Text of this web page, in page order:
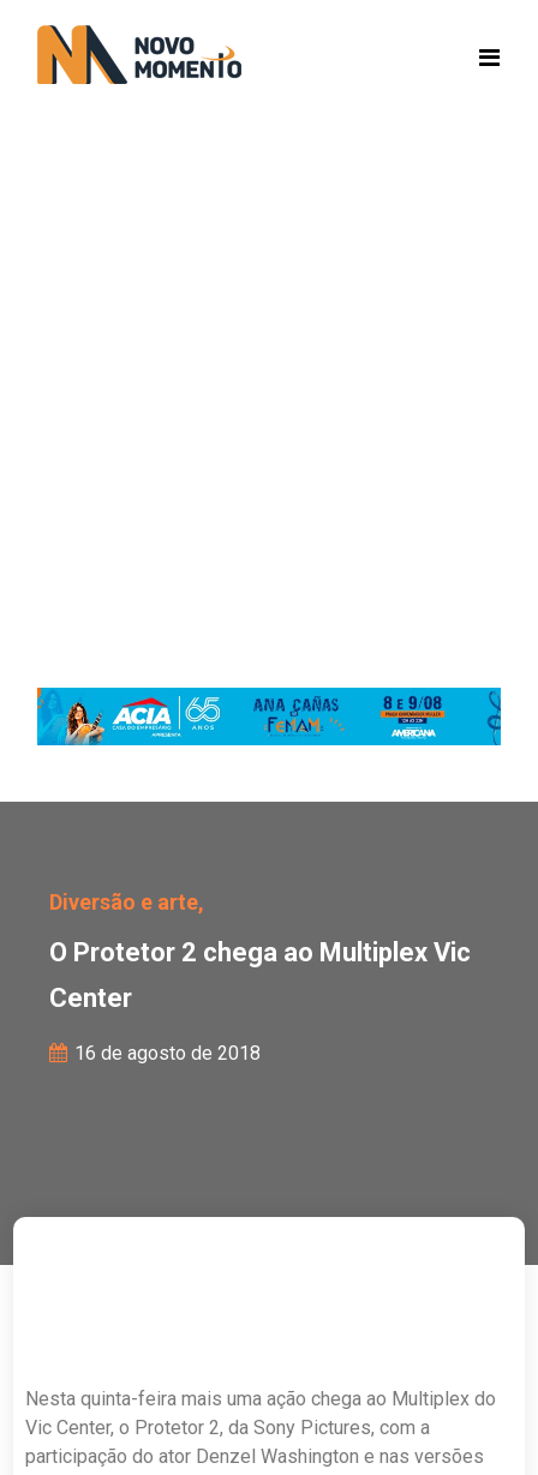
Diversão e arte,
O Protetor 2 chega ao Multiplex Vic
Center
16 de agosto de 2018
Nesta quinta-feira mais uma ação chega ao Multiplex do
Vic Center, o Protetor 2, da Sony Pictures, com a
participação do ator Denzel Washington e nas versões